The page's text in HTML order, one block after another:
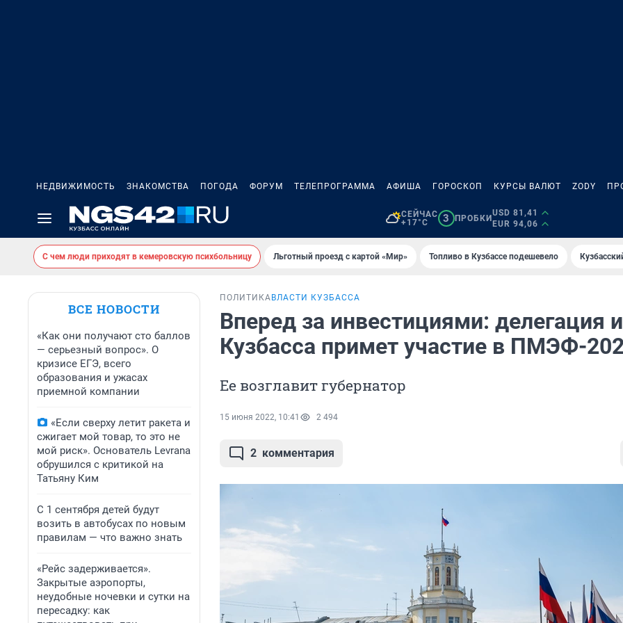
НЕДВИЖИМОСТЬ ЗНАКОМСТВА ПОГОДА ФОРУМ ТЕЛЕПРОГРАММА АФИША ГОРОСКОП КУРСЫ ВАЛЮТ ZODY
СЕЙЧАС
+17°C
3 ПРОБКИ
USD 81,41
EUR 94,06
С чем люди приходят в кемеровскую психбольницу Льготный проезд с картой «Мир» Топливо в Кузбассе подешевело
ВСЕ НОВОСТИ
«Как они получают сто баллов
— серьезный вопрос». О
кризисе ЕГЭ, всего
образования и ужасах
приемной компании
«Если сверху летит ракета и
сжигает мой товар, то это не
мой риск». Основатель Levrana
обрушился с критикой на
Татьяну Ким
С 1 сентября детей будут
возить в автобусах по новым
правилам — что важно знать
«Рейс задерживается».
Закрытые аэропорты,
неудобные ночевки и сутки на
пересадку: как
ПОЛИТИКА ВЛАСТИ КУЗБАССА
Вперед за инвестициями: делегация
Кузбасса примет участие в ПМЭФ-
Ее возглавит губернатор
15 июня 2022, 10:41 2 494
2 комментария